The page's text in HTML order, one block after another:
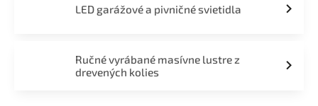
LED garážové a pivničné svietidla
Ručné vyrábané masívne lustre z
drevených kolies